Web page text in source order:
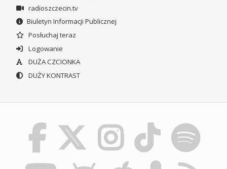
radioszczecin.tv
Biuletyn Informacji Publicznej
Posłuchaj teraz
Logowanie
DUŻA CZCIONKA
DUŻY KONTRAST